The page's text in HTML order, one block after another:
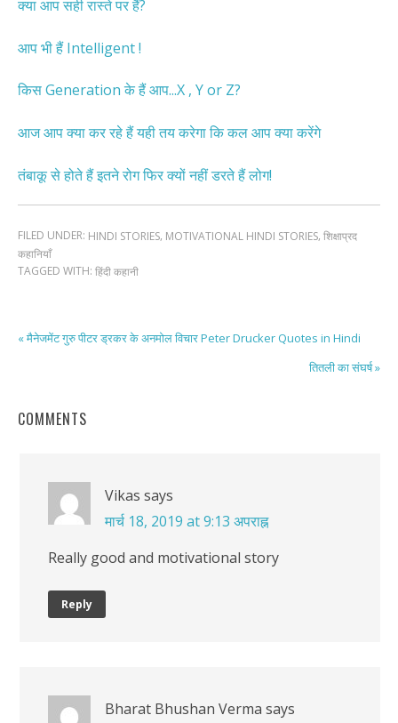
क्या आप सही रास्ते पर हैं?
आप भी हैं Intelligent !
किस Generation के हैं आप...X , Y or Z?
आज आप क्या कर रहे हैं यही तय करेगा कि कल आप क्या करेंगे
तंबाकू से होते हैं इतने रोग फिर क्यों नहीं डरते हैं लोग!
FILED UNDER: HINDI STORIES, MOTIVATIONAL HINDI STORIES, शिक्षाप्रद
कहानियाँ
TAGGED WITH: हिंदी कहानी
« मैनेजमेंट गुरु पीटर ड्रकर के अनमोल विचार Peter Drucker Quotes in Hindi
तितली का संघर्ष »
COMMENTS
Vikas says
मार्च 18, 2019 at 9:13 अपराह्न
Really good and motivational story
Reply
Bharat Bhushan Verma says